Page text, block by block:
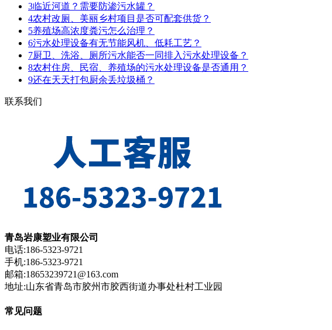
3临近河道？需要防渗污水罐？
4农村改厕、美丽乡村项目是否可配套供货？
5养殖场高浓度粪污怎么治理？
6污水处理设备有无节能风机、低耗工艺？
7厨卫、洗浴、厕所污水能否一同排入污水处理设备？
8农村住房、民宿、养殖场的污水处理设备是否通用？
9还在天天打包厨余丢垃圾桶？
联系我们
青岛岩康塑业有限公司
电话:186-5323-9721
手机:186-5323-9721
邮箱:18653239721@163.com
地址:山东省青岛市胶州市胶西街道办事处杜村工业园
常见问题